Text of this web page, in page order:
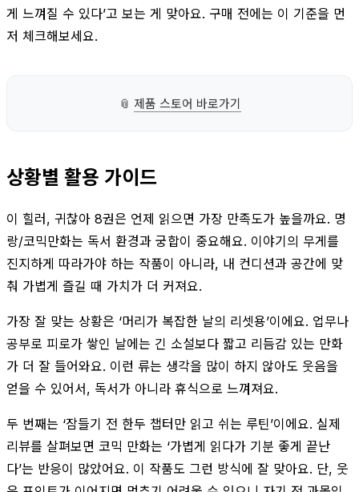
게 느껴질 수 있다’고 보는 게 맞아요. 구매 전에는 이 기준을 먼
저 체크해보세요.
📎 제품 스토어 바로가기
상황별 활용 가이드
이 힐러, 귀찮아 8권은 언제 읽으면 가장 만족도가 높을까요. 명
랑/코믹만화는 독서 환경과 궁합이 중요해요. 이야기의 무게를
진지하게 따라가야 하는 작품이 아니라, 내 컨디션과 공간에 맞
춰 가볍게 즐길 때 가치가 더 커져요.
가장 잘 맞는 상황은 ‘머리가 복잡한 날의 리셋용’이에요. 업무나
공부로 피로가 쌓인 날에는 긴 소설보다 짧고 리듬감 있는 만화
가 더 잘 들어와요. 이런 류는 생각을 많이 하지 않아도 웃음을
얻을 수 있어서, 독서가 아니라 휴식으로 느껴져요.
두 번째는 ‘잠들기 전 한두 챕터만 읽고 쉬는 루틴’이에요. 실제
리뷰를 살펴보면 코믹 만화는 ‘가볍게 읽다가 기분 좋게 끝난
다’는 반응이 많았어요. 이 작품도 그런 방식에 잘 맞아요. 단, 웃